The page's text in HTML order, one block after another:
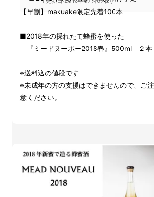
【早割】makuake限定先着100本
■2018年の採れたて蜂蜜を使った
『ミードヌーボー2018春』500ml ２本
※送料込の値段です
※未成年の方の支援はできませんので、ご注
意ください。